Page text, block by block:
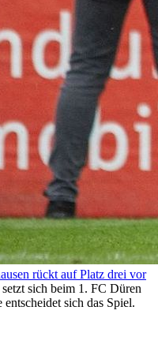
rückt auf Platz drei vor
sich beim 1. FC Düren
sich das Spiel.